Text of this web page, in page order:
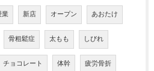
業 新店 オープン あおたけ
骨粗鬆症 太もも しびれ
チョコレート 体幹 疲労骨折